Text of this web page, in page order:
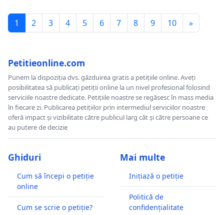
1 2 3 4 5 6 7 8 9 10 »
Petitieonline.com
Punem la dispoziția dvs. găzduirea gratis a petițiile online. Aveți
posibilitatea să publicați petiții online la un nivel profesional folosind
serviciile noastre dedicate. Petițiile noastre se regăsesc în mass media
în fiecare zi. Publicarea petițiilor prin intermediul serviciilor noastre
oferă impact și vizibilitate către publicul larg cât și către persoane ce
au putere de decizie
Ghiduri
Cum să începi o petiție
online
Cum se scrie o petiție?
Mai multe
Inițiază o petiție
Politică de
confidențialitate